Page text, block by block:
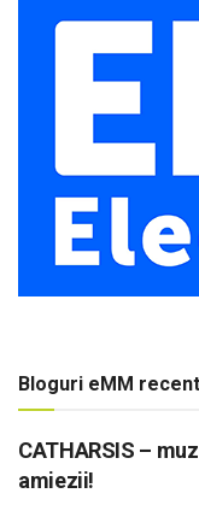
Bloguri eMM
CATHARSIS –
amiezii!